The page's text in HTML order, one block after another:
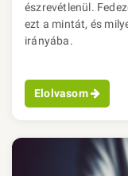
észrevétlenül.
ezt a mintát, és
irányába.
Elolvasom